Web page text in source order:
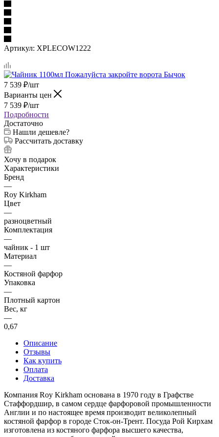
Артикул: XPLECOW1222
7 539 ₽/шт
Варианты цен
7 539 ₽/шт
Подробности
Достаточно
Нашли дешевле?
Рассчитать доставку
Хочу в подарок
Характеристики
Бренд
—
Roy Kirkham
Цвет
—
разноцветный
Комплектация
—
чайник - 1 шт
Материал
—
Костяной фарфор
Упаковка
—
Плотный картон
Вес, кг
—
0,67
Описание
Отзывы
Как купить
Оплата
Доставка
Компания Roy Kirkham основана в 1970 году в Графстве
Стаффордшир, в самом сердце фарфоровой промышленности
Англии и по настоящее время производит великолепный
костяной фарфор в городе Сток-он-Трент. Посуда Рой Кирхам
изготовлена из костяного фарфора высшего качества,